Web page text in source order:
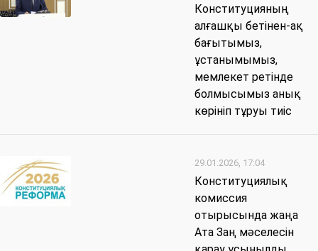
Конституцияның
алғашқы бетінен-ақ
бағытымыз,
ұстанымымыз,
мемлекет ретінде
болмысымыз анық
көрініп тұруы тиіс
29.01.2026, 17:04
Конституциялық
комиссия
отырысында жаңа
Ата Заң мәселесін